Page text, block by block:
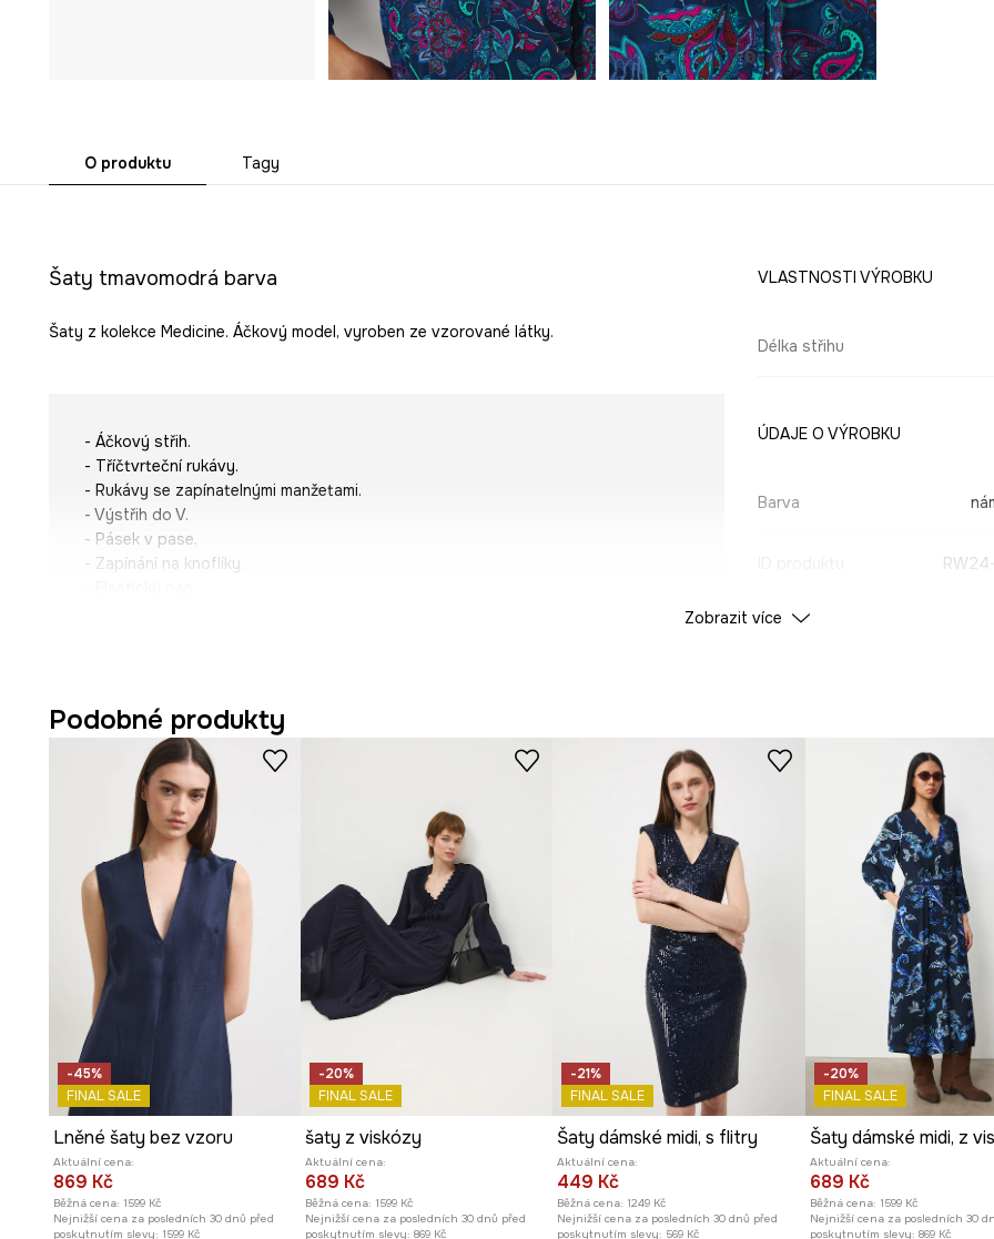
O produktu Tagy
Šaty tmavomodrá barva
Šaty z kolekce Medicine. Áčkový model, vyroben ze vzorované látky.
- Áčkový střih.
- Tříčtvrteční rukávy.
- Rukávy se zapínatelnými manžetami.
- Výstřih do V.
- Pásek v pase.
- Zapínání na knoflíky.
- Délka: 125 cm.
- Rozměry pro velikost: S.
VLASTNOSTI VÝROBKU
Délka střihu
ÚDAJE O VÝROBKU
Barva
Výrobce
Zobrazit více
Podobné produkty
-45%
FINAL SALE
Lněné šaty bez vzoru
Aktuální cena:
869 Kč
Běžná cena: 1599 Kč
Nejnižší cena za posledních 30 dnů před
poskytnutím slevy: 1599 Kč
-20%
FINAL SALE
šaty z viskózy
Aktuální cena:
689 Kč
Běžná cena: 1599 Kč
Nejnižší cena za posledních 30 dnů před
poskytnutím slevy: 869 Kč
-21%
FINAL SALE
Šaty dámské midi, s flitry
Aktuální cena:
449 Kč
Běžná cena: 1249 Kč
Nejnižší cena za posledních 30 dnů před
poskytnutím slevy: 569 Kč
-20%
FINAL SALE
Aktuální cena:
689 Kč
Běžná cena: 1599 Kč
Nejnižší cena za posledních 30
poskytnutím slevy: 869 Kč